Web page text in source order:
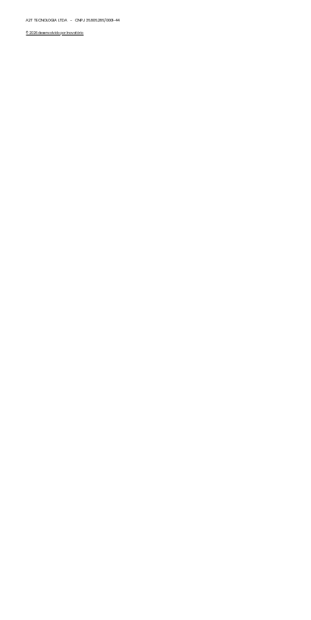
A2T TECNOLOGIA LTDA - CNPJ 36.806.286/0001-44
© 2026 desenvolvido por Inovatório